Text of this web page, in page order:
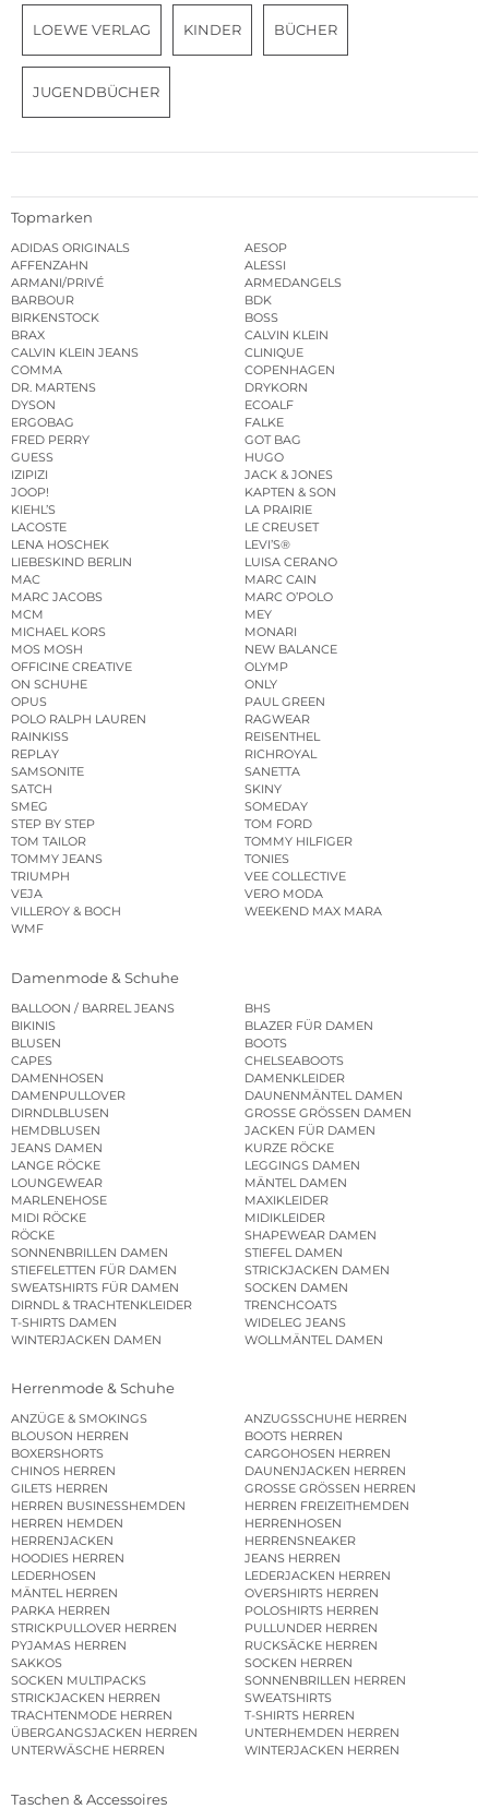
LOEWE VERLAG KINDER BÜCHER
JUGENDBÜCHER
Topmarken
ADIDAS ORIGINALS
AESOP
AFFENZAHN
ALESSI
ARMANI/PRIVÉ
ARMEDANGELS
BARBOUR
BDK
BIRKENSTOCK
BOSS
BRAX
CALVIN KLEIN
CALVIN KLEIN JEANS
CLINIQUE
COMMA
COPENHAGEN
DR. MARTENS
DRYKORN
DYSON
ECOALF
ERGOBAG
FALKE
FRED PERRY
GOT BAG
GUESS
HUGO
IZIPIZI
JACK & JONES
JOOP!
KAPTEN & SON
KIEHL’S
LA PRAIRIE
LACOSTE
LE CREUSET
LENA HOSCHEK
LEVI’S®
LIEBESKIND BERLIN
LUISA CERANO
MAC
MARC CAIN
MARC JACOBS
MARC O’POLO
MCM
MEY
MICHAEL KORS
MONARI
MOS MOSH
NEW BALANCE
OFFICINE CREATIVE
OLYMP
ON SCHUHE
ONLY
OPUS
PAUL GREEN
POLO RALPH LAUREN
RAGWEAR
RAINKISS
REISENTHEL
REPLAY
RICHROYAL
SAMSONITE
SANETTA
SATCH
SKINY
SMEG
SOMEDAY
STEP BY STEP
TOM FORD
TOM TAILOR
TOMMY HILFIGER
TOMMY JEANS
TONIES
TRIUMPH
VEE COLLECTIVE
VEJA
VERO MODA
VILLEROY & BOCH
WEEKEND MAX MARA
WMF
Damenmode & Schuhe
BALLOON / BARREL JEANS
BHS
BIKINIS
BLAZER FÜR DAMEN
BLUSEN
BOOTS
CAPES
CHELSEABOOTS
DAMENHOSEN
DAMENKLEIDER
DAMENPULLOVER
DAUNENMÄNTEL DAMEN
DIRNDLBLUSEN
GROSSE GRÖSSEN DAMEN
HEMDBLUSEN
JACKEN FÜR DAMEN
JEANS DAMEN
KURZE RÖCKE
LANGE RÖCKE
LEGGINGS DAMEN
LOUNGEWEAR
MÄNTEL DAMEN
MARLENEHOSE
MAXIKLEIDER
MIDI RÖCKE
MIDIKLEIDER
RÖCKE
SHAPEWEAR DAMEN
SONNENBRILLEN DAMEN
STIEFEL DAMEN
STIEFELETTEN FÜR DAMEN
STRICKJACKEN DAMEN
SWEATSHIRTS FÜR DAMEN
SOCKEN DAMEN
DIRNDL & TRACHTENKLEIDER
TRENCHCOATS
T-SHIRTS DAMEN
WIDELEG JEANS
WINTERJACKEN DAMEN
WOLLMÄNTEL DAMEN
Herrenmode & Schuhe
ANZÜGE & SMOKINGS
ANZUGSSCHUHE HERREN
BLOUSON HERREN
BOOTS HERREN
BOXERSHORTS
CARGOHOSEN HERREN
CHINOS HERREN
DAUNENJACKEN HERREN
GILETS HERREN
GROSSE GRÖSSEN HERREN
HERREN BUSINESSHEMDEN
HERREN FREIZEITHEMDEN
HERREN HEMDEN
HERRENHOSEN
HERRENJACKEN
HERRENSNEAKER
HOODIES HERREN
JEANS HERREN
LEDERHOSEN
LEDERJACKEN HERREN
MÄNTEL HERREN
OVERSHIRTS HERREN
PARKA HERREN
POLOSHIRTS HERREN
STRICKPULLOVER HERREN
PULLUNDER HERREN
PYJAMAS HERREN
RUCKSÄCKE HERREN
SAKKOS
SOCKEN HERREN
SOCKEN MULTIPACKS
SONNENBRILLEN HERREN
STRICKJACKEN HERREN
SWEATSHIRTS
TRACHTENMODE HERREN
T-SHIRTS HERREN
ÜBERGANGSJACKEN HERREN
UNTERHEMDEN HERREN
UNTERWÄSCHE HERREN
WINTERJACKEN HERREN
Taschen & Accessoires